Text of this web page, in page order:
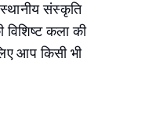
संस्कृति
कला की
आप किसी भी